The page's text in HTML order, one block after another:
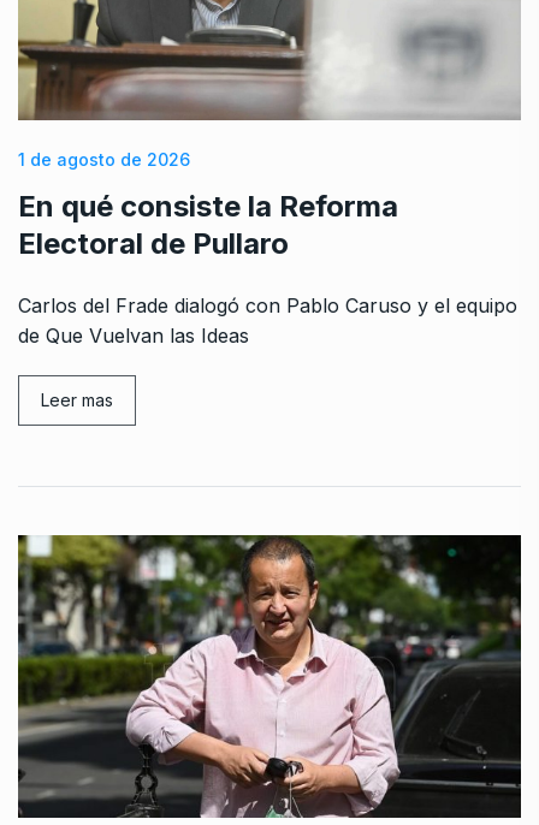
1 de agosto de 2026
En qué consiste la Reforma
Electoral de Pullaro
Carlos del Frade dialogó con Pablo Caruso y el equipo
de Que Vuelvan las Ideas
Leer mas